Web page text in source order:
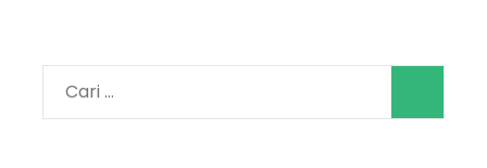
Cari
untuk: